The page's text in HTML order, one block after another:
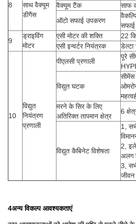
8
साथ वैक्यूम
डीगैस
वैक्यूम टैंक
साफ
ऑटो सफाई उपकरण
9
ड्राइविंग
मोटर
एसी मोटर की शक्ति
22
एसी इन्वर्टर नियंत्रक
डेल्टा
10
विद्युत
नियंत्रण
प्रणाली
पीएलसी प्रणाली
पूरे
विद्युत घटक
मरने के सिर के लिए
अतिरिक्त तापमान क्षेत्र
6
विद्युत कैबिनेट विशेषता
1,
2,
अलग
3,
जीवन
4अन्य विकल्प आवश्यकताएं